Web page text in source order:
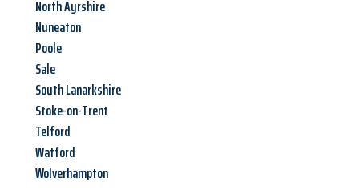
North Ayrshire
Nuneaton
Poole
Sale
South Lanarkshire
Stoke-on-Trent
Telford
Watford
Wolverhampton